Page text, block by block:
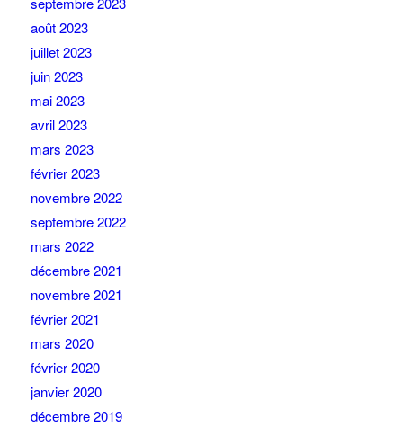
août 2023
juillet 2023
juin 2023
mai 2023
avril 2023
mars 2023
février 2023
novembre 2022
septembre 2022
mars 2022
décembre 2021
novembre 2021
février 2021
mars 2020
février 2020
janvier 2020
décembre 2019